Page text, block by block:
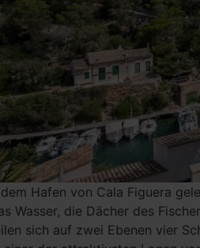
Hafen von Cala Figuera
Wasser, die Dächer des
sich auf zwei Ebenen vier